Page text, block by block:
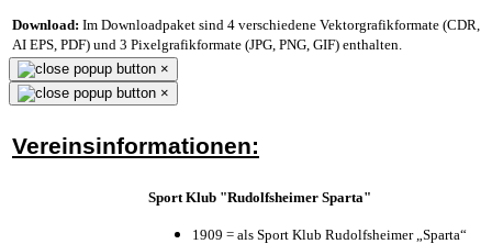
Download: Im Downloadpaket sind 4 verschiedene Vektorgrafikformate (CDR,
AI EPS, PDF) und 3 Pixelgrafikformate (JPG, PNG, GIF) enthalten.
×
×
Vereinsinformationen:
Sport Klub "Rudolfsheimer Sparta"
1909 = als Sport Klub Rudolfsheimer „Sparta“